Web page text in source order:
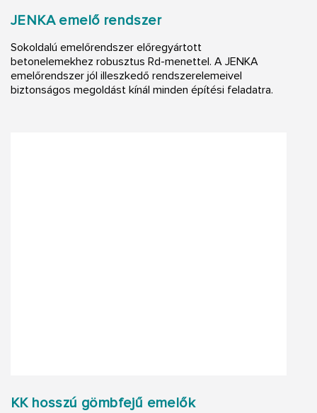
JENKA emelő rendszer
Sokoldalú emelőrendszer előregyártott
betonelemekhez robusztus Rd-menettel. A JENKA
emelőrendszer jól illeszkedő rendszerelemeivel
biztonságos megoldást kínál minden építési feladatra.
KK hosszú gömbfejű emelők